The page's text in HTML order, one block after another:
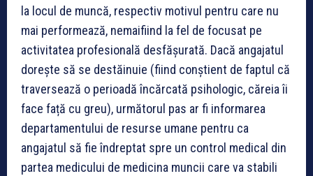
la locul de muncă, respectiv motivul pentru care nu
mai performează, nemaifiind la fel de focusat pe
activitatea profesională desfășurată. Dacă angajatul
dorește să se destăinuie (fiind conștient de faptul că
traversează o perioadă încărcată psihologic, căreia îi
face față cu greu), următorul pas ar fi informarea
departamentului de resurse umane pentru ca
angajatul să fie îndreptat spre un control medical din
partea medicului de medicina muncii care va stabili